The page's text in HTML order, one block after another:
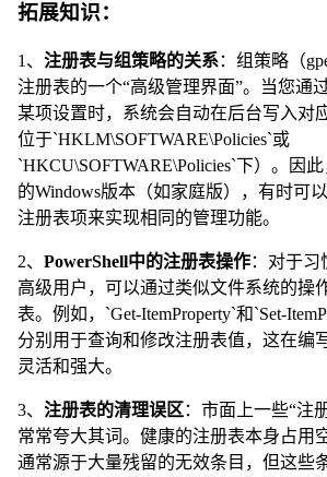
拓展知识：
1、 注册表与组策略的关系：组策略（
注册表的一个“高级管理界面”。当您通
某项设置时，系统会自动在后台写入对
位于`HKLM\SOFTWARE\Policies`或
`HKCU\SOFTWARE\Policies`下）。因
的Windows版本（如家庭版），有时可
注册表项来实现相同的管理功能。
2、 PowerShell中的注册表操作：对于习
高级用户，可以通过类似文件系统的操
表。例如，`Get-ItemProperty`和`Set-
分别用于查询和修改注册表值，这在编
灵活和强大。
3、 注册表的清理误区 ：市面上一些“注
常常夸大其词。健康的注册表本身占用
通常源于大量残留的无效条目，但这些